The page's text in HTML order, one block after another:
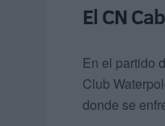
El CN
En el partido
Club
donde se